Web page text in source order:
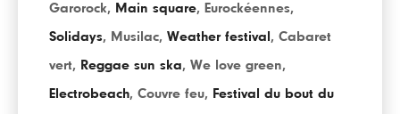
Garorock, Main square, Eurockéennes,
Solidays, Musilac, Weather festival , Cabaret
vert, Reggae sun ska, We love green,
Electrobeach, Couvre feu, Festival du bout du